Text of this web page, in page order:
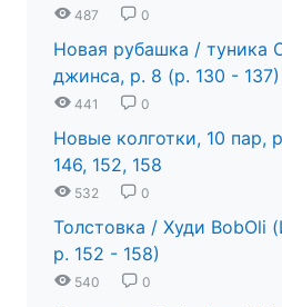
487 0
Новая рубашка / туника
джинса, р. 8 (р. 130 - 137)
441 0
Новые колготки, 10 пар,
146, 152, 158
532 0
Толстовка / Худи BobOli
р. 152 - 158)
540 0